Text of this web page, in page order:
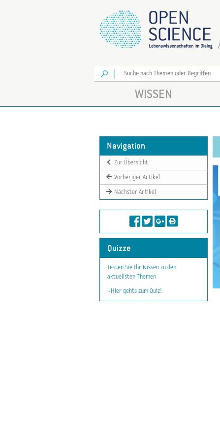
Los
WISSEN
Navigation
Zur Übersicht
Vorheriger Artikel
Nächster Artikel
Quizze
Testen Sie Ihr Wissen zu den
aktuellsten Themen
» Hier gehts zum Quiz!